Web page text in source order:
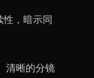
性，暗示同
清晰的分镜